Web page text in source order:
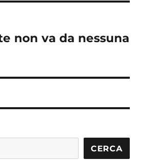
non va da nessuna
CERCA